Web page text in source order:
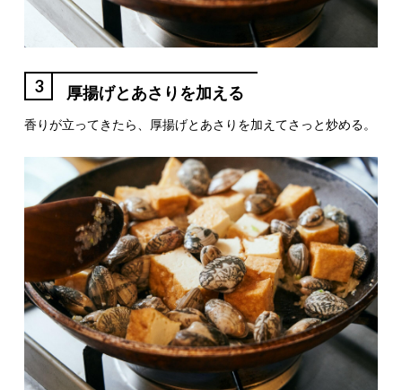
3 厚揚げとあさりを加える
香りが立ってきたら、厚揚げとあさりを加えてさっと炒める。